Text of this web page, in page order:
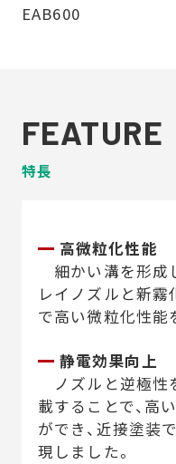
EAB600
FEATURE
特長
高微粒化性能
細かい溝を形成
レイノズルと新
で高い微粒化性能
静電効果向上
ノズルと逆極性
載することで、高
ができ、近接塗装
現しました。